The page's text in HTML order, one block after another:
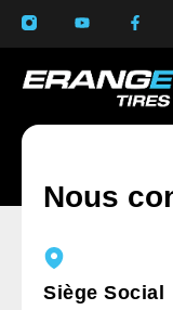
Nous
Siège Social